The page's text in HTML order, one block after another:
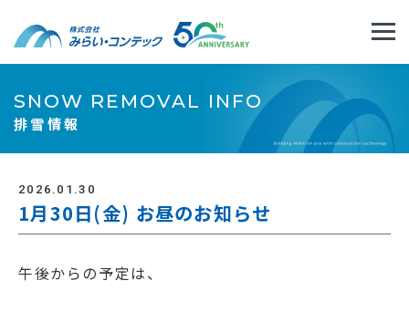
SNOW REMOVAL INFO
排雪情報
2026.01.30
1月30日(金) お昼のお知らせ
午後からの予定は、